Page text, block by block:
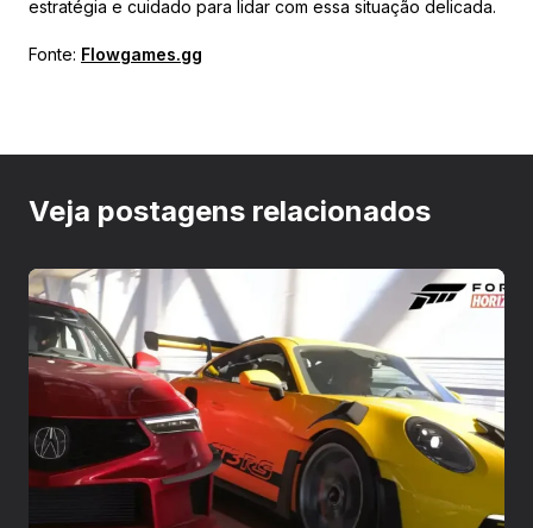
estratégia e cuidado para lidar com essa situação delicada.
Fonte: Flowgames.gg
Veja postagens relacionados